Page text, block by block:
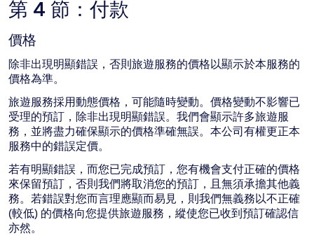
第 4 節：付款
價格
除非出現明顯錯誤，否則旅遊服務的價格以顯示於本服務的
價格為準。
旅遊服務採用動態價格，可能隨時變動。價格變動不影響已
受理的預訂，除非出現明顯錯誤。我們會顯示許多旅遊服
務，並將盡力確保顯示的價格準確無誤。本公司有權更正本
服務中的錯誤定價。
若有明顯錯誤，而您已完成預訂，您有機會支付正確的價格
來保留預訂，否則我們將取消您的預訂，且無須承擔其他義
務。若錯誤對您而言理應顯而易見，則我們無義務以不正確
(較低) 的價格向您提供旅遊服務，縱使您已收到預訂確認信
亦然。